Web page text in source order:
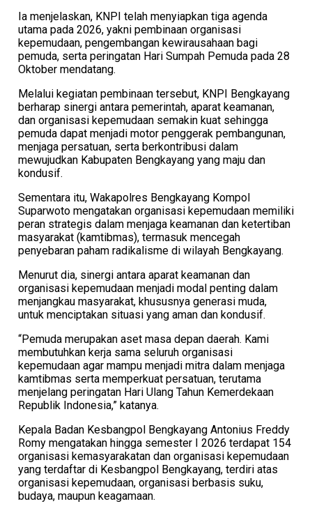
Ia menjelaskan, KNPI telah menyiapkan tiga agenda
utama pada 2026, yakni pembinaan organisasi
kepemudaan, pengembangan kewirausahaan bagi
pemuda, serta peringatan Hari Sumpah Pemuda pada 28
Oktober mendatang.
Melalui kegiatan pembinaan tersebut, KNPI Bengkayang
berharap sinergi antara pemerintah, aparat keamanan,
dan organisasi kepemudaan semakin kuat sehingga
pemuda dapat menjadi motor penggerak pembangunan,
menjaga persatuan, serta berkontribusi dalam
mewujudkan Kabupaten Bengkayang yang maju dan
kondusif.
Sementara itu, Wakapolres Bengkayang Kompol
Suparwoto mengatakan organisasi kepemudaan memiliki
peran strategis dalam menjaga keamanan dan ketertiban
masyarakat (kamtibmas), termasuk mencegah
penyebaran paham radikalisme di wilayah Bengkayang.
Menurut dia, sinergi antara aparat keamanan dan
organisasi kepemudaan menjadi modal penting dalam
menjangkau masyarakat, khususnya generasi muda,
untuk menciptakan situasi yang aman dan kondusif.
“Pemuda merupakan aset masa depan daerah. Kami
membutuhkan kerja sama seluruh organisasi
kepemudaan agar mampu menjadi mitra dalam menjaga
kamtibmas serta memperkuat persatuan, terutama
menjelang peringatan Hari Ulang Tahun Kemerdekaan
Republik Indonesia,” katanya.
Kepala Badan Kesbangpol Bengkayang Antonius Freddy
Romy mengatakan hingga semester I 2026 terdapat 154
organisasi kemasyarakatan dan organisasi kepemudaan
yang terdaftar di Kesbangpol Bengkayang, terdiri atas
organisasi kepemudaan, organisasi berbasis suku,
budaya, maupun keagamaan.